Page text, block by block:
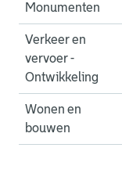
Monumenten
Verkeer en
vervoer -
Ontwikkeling
Wonen en
bouwen